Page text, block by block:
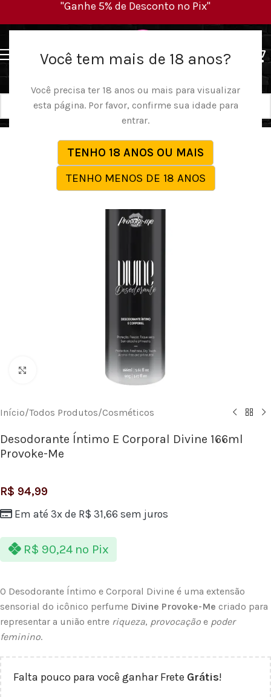
Você tem mais de 18 anos?
Você precisa ter 18 anos ou mais para visualizar
esta página. Por favor, confirme sua idade para
entrar.
TENHO 18 ANOS OU MAIS
TENHO MENOS DE 18 ANOS
"Ganhe 5% de Desconto no Pix"
Clique para ampliar
Início/Todos Produtos/Cosméticos
Desodorante Íntimo E Corporal Divine 166ml
Provoke-Me
R$ 94,99
Em até 3x de R$ 31,66 sem juros
R$ 90,24 no Pix
O Desodorante Íntimo e Corporal Divine é uma extensão
sensorial do icônico perfume Divine Provoke-Me criado para
representar a união entre riqueza, provocação e poder
feminino.
Falta pouco para você ganhar Frete Grátis!